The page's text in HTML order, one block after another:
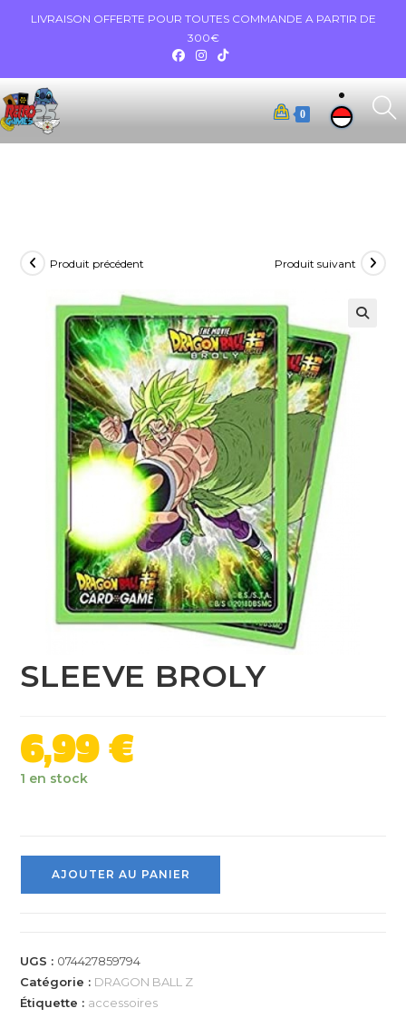
LIVRAISON OFFERTE POUR TOUTES COMMANDE A PARTIR DE
300€
0
Produit précédent Produit suivant
SLEEVE BROLY
6,99€
1 en stock
AJOUTER AU PANIER
UGS : 074427859794
Catégorie : DRAGON BALL Z
Étiquette : accessoires